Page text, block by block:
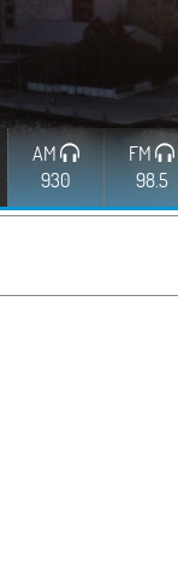
AM
930
FM
98.5